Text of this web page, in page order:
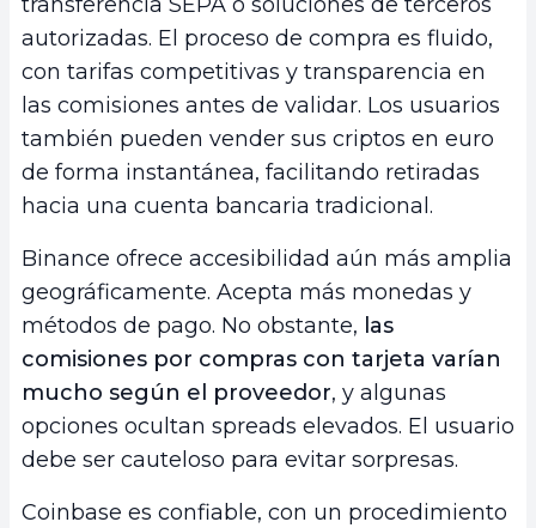
transferencia SEPA o soluciones de terceros
autorizadas. El proceso de compra es fluido,
con tarifas competitivas y transparencia en
las comisiones antes de validar. Los usuarios
también pueden vender sus criptos en euro
de forma instantánea, facilitando retiradas
hacia una cuenta bancaria tradicional.
Binance ofrece accesibilidad aún más amplia
geográficamente. Acepta más monedas y
métodos de pago. No obstante, las
comisiones por compras con tarjeta varían
mucho según el proveedor, y algunas
opciones ocultan spreads elevados. El usuario
debe ser cauteloso para evitar sorpresas.
Coinbase es confiable, con un procedimiento